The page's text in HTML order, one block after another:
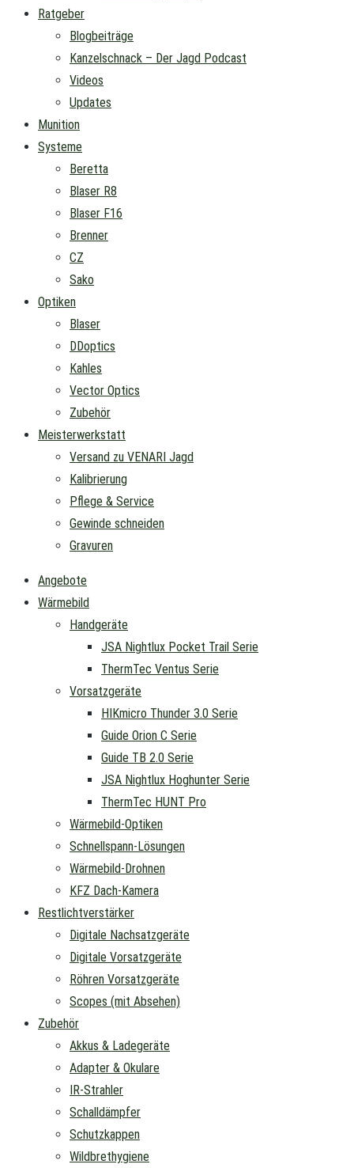
Ratgeber
Blogbeiträge
Kanzelschnack – Der Jagd Podcast
Videos
Updates
Munition
Systeme
Beretta
Blaser R8
Blaser F16
Brenner
CZ
Sako
Optiken
Blaser
DDoptics
Kahles
Vector Optics
Zubehör
Meisterwerkstatt
Versand zu VENARI Jagd
Kalibrierung
Pflege & Service
Gewinde schneiden
Gravuren
Angebote
Wärmebild
Handgeräte
JSA Nightlux Pocket Trail Serie
ThermTec Ventus Serie
Vorsatzgeräte
HIKmicro Thunder 3.0 Serie
Guide Orion C Serie
Guide TB 2.0 Serie
JSA Nightlux Hoghunter Serie
ThermTec HUNT Pro
Wärmebild-Optiken
Schnellspann-Lösungen
Wärmebild-Drohnen
KFZ Dach-Kamera
Restlichtverstärker
Digitale Nachsatzgeräte
Digitale Vorsatzgeräte
Röhren Vorsatzgeräte
Scopes (mit Absehen)
Zubehör
Akkus & Ladegeräte
Adapter & Okulare
IR-Strahler
Schalldämpfer
Schutzkappen
Wildbrethygiene